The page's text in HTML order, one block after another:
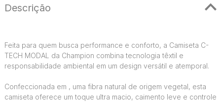
Descrição
Feita para quem busca performance e conforto, a Camiseta C-
TECH MODAL da Champion combina tecnologia têxtil e
responsabilidade ambiental em um design versátil e atemporal.
Confeccionada em , uma fibra natural de origem vegetal, esta
camiseta oferece um toque ultra macio, caimento leve e controle